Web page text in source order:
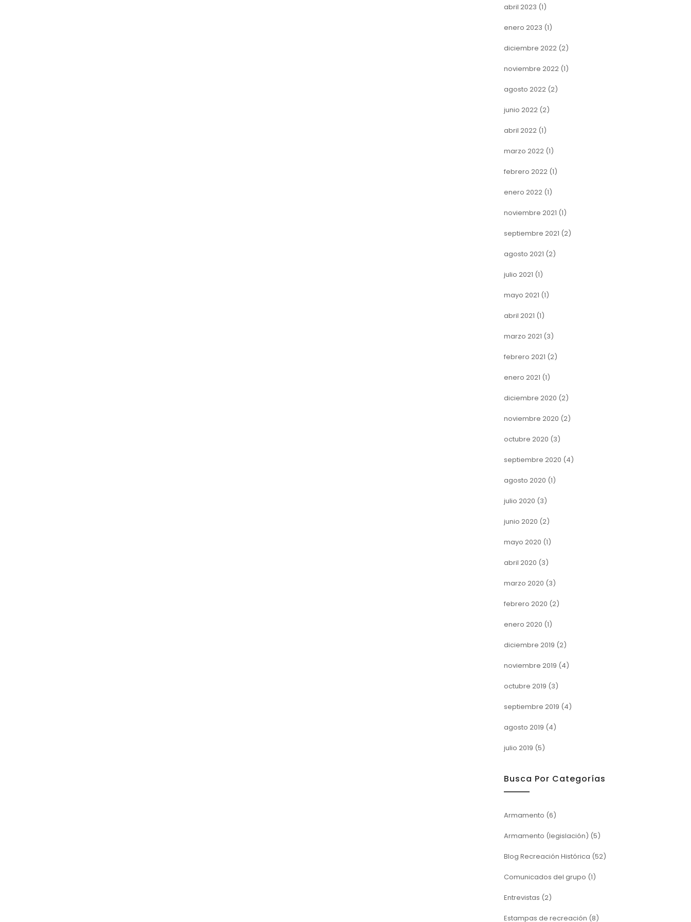
abril 2023 (1)
enero 2023 (1)
diciembre 2022(2)
noviembre 2022(1)
agosto 2022(2)
junio 2022(2)
abril 2022(1)
marzo 2022(1)
febrero 2022(1)
enero 2022(1)
noviembre 2021 (1)
septiembre 2021 (2)
agosto 2021 (2)
julio 2021 (1)
mayo 2021 (1)
abril 2021 (1)
marzo 2021 (3)
febrero 2021 (2)
enero 2021 (1)
diciembre 2020 (2)
noviembre 2020 (2)
octubre 2020 (3)
septiembre 2020 (4)
agosto 2020 (1)
julio 2020 (3)
junio 2020 (2)
mayo 2020 (1)
abril 2020 (3)
marzo 2020 (3)
febrero 2020 (2)
enero 2020 (1)
diciembre 2019 (2)
noviembre 2019 (4)
octubre 2019 (3)
septiembre 2019 (4)
agosto 2019 (4)
julio 2019 (5)
Busca Por Categorías
Armamento (6)
Armamento (legislación) (5)
Blog Recreación Histórica (52)
Comunicados del grupo (1)
Entrevistas (2)
Estampas de recreación (8)